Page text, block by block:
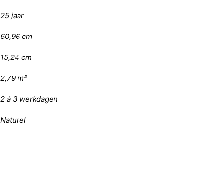
25 jaar
60,96 cm
15,24 cm
2,79 m²
2 á 3 werkdagen
Naturel